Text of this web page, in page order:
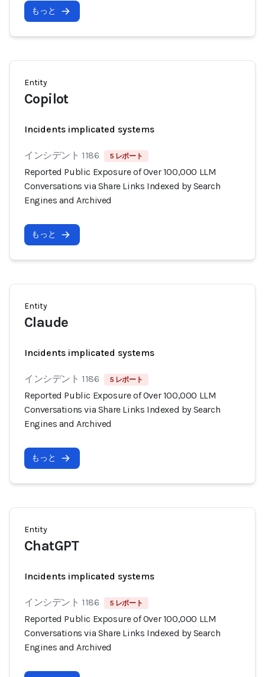
もっと
Entity
Copilot
Incidents implicated systems
インシデント 1186 5 レポート
Reported Public Exposure of Over 100,000 LLM
Conversations via Share Links Indexed by Search
Engines and Archived
もっと
Entity
Claude
Incidents implicated systems
インシデント 1186 5 レポート
Reported Public Exposure of Over 100,000 LLM
Conversations via Share Links Indexed by Search
Engines and Archived
もっと
Entity
ChatGPT
Incidents implicated systems
インシデント 1186 5 レポート
Reported Public Exposure of Over 100,000 LLM
Conversations via Share Links Indexed by Search
Engines and Archived